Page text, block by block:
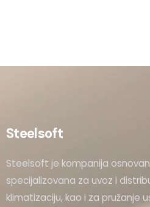
Steelsoft
Steelsoft je kompanija
specijalizovana za uvoz i
klimatizaciju, kao i za pružanje